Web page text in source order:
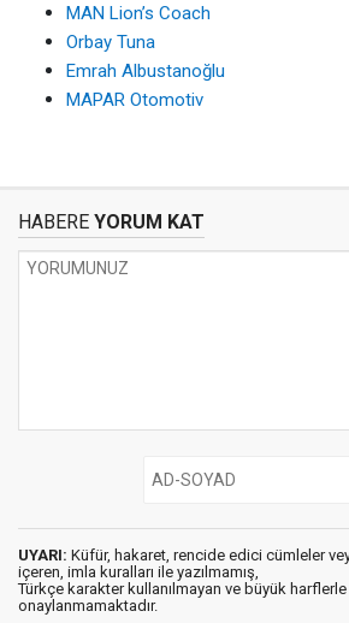
MAN Lion’s Coach
Orbay Tuna
Emrah Albustanoğlu
MAPAR Otomotiv
HABERE YORUM KAT
UYARI: Küfür, hakaret, rencide edici cümleler
içeren, imla kuralları ile yazılmamış,
Türkçe karakter kullanılmayan ve büyük harflerle
onaylanmamaktadır.